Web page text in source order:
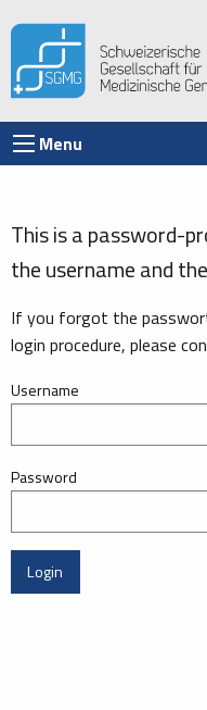
Menu
This is a password-
the username and
If you forgot the
login procedure, please
Username
Password
Login